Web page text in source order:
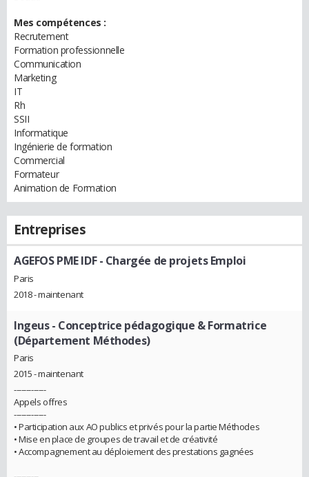
Mes compétences :
Recrutement
Formation professionnelle
Communication
Marketing
IT
Rh
SSII
Informatique
Ingénierie de formation
Commercial
Formateur
Animation de Formation
Entreprises
AGEFOS PME IDF- Chargée de projets Emploi
Paris
2018 - maintenant
Ingeus- Conceptrice pédagogique & Formatrice
(Département Méthodes)
Paris
2015 - maintenant
-------------
Appels offres
-------------
• Participation aux AO publics et privés pour la partie Méthodes
• Mise en place de groupes de travail et de créativité
• Accompagnement au déploiement des prestations gagnées